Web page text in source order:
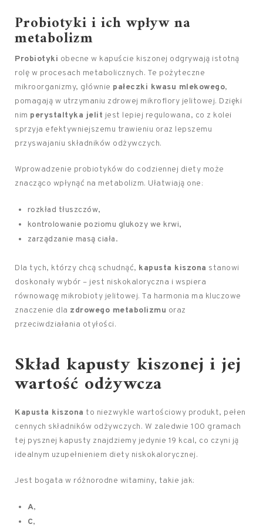
Probiotyki i ich wpływ na
metabolizm
Probiotyki obecne w kapuście kiszonej odgrywają istotną
rolę w procesach metabolicznych. Te pożyteczne
mikroorganizmy, głównie pałeczki kwasu mlekowego,
pomagają w utrzymaniu zdrowej mikroflory jelitowej. Dzięki
nim perystaltyka jelit jest lepiej regulowana, co z kolei
sprzyja efektywniejszemu trawieniu oraz lepszemu
przyswajaniu składników odżywczych.
Wprowadzenie probiotyków do codziennej diety może
znacząco wpłynąć na metabolizm. Ułatwiają one:
rozkład tłuszczów,
kontrolowanie poziomu glukozy we krwi,
zarządzanie masą ciała.
Dla tych, którzy chcą schudnąć, kapusta kiszona stanowi
doskonały wybór – jest niskokaloryczna i wspiera
równowagę mikrobioty jelitowej. Ta harmonia ma kluczowe
znaczenie dla zdrowego metabolizmu oraz
przeciwdziałania otyłości.
Skład kapusty kiszonej i jej
wartość odżywcza
Kapusta kiszona to niezwykle wartościowy produkt, pełen
cennych składników odżywczych. W zaledwie 100 gramach
tej pysznej kapusty znajdziemy jedynie 19 kcal, co czyni ją
idealnym uzupełnieniem diety niskokalorycznej.
Jest bogata w różnorodne witaminy, takie jak:
A,
C,